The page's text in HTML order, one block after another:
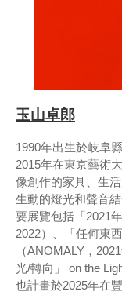
玉山卓郎
1990年出生於岐阜
2015年在東京藝術
像創作的家具、生
生動的燈光和聲音
要展覽包括「2021
2022）、「任何東
（ANOMALY，
光/轉向」 on the
也計畫於2025年在